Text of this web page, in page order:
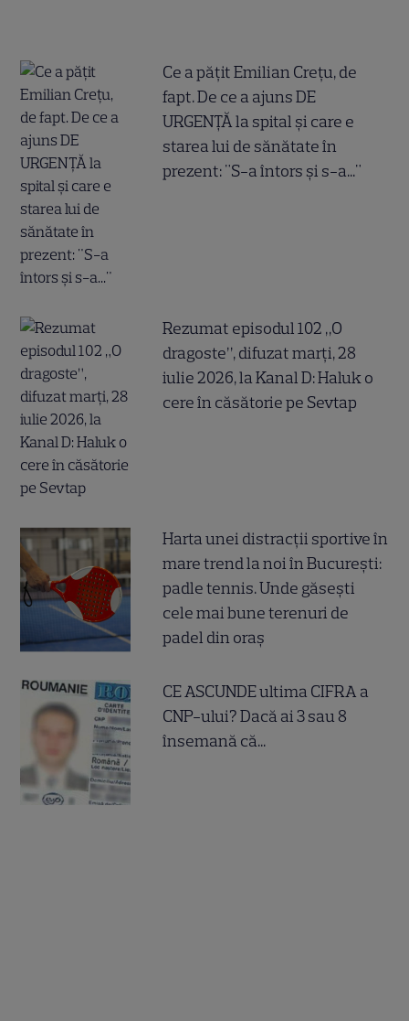
Ce a pățit Emilian Crețu, de
fapt. De ce a ajuns DE
URGENȚĂ la spital și care e
starea lui de sănătate în
prezent: "S-a întors și s-a..."
Rezumat episodul 102 „O
dragoste”, difuzat marți, 28
iulie 2026, la Kanal D: Haluk o
cere în căsătorie pe Sevtap
Harta unei distracții sportive în
mare trend la noi în București:
padle tennis. Unde găsești
cele mai bune terenuri de
padel din oraș
CE ASCUNDE ultima CIFRA a
CNP-ului? Dacă ai 3 sau 8
însemană că...